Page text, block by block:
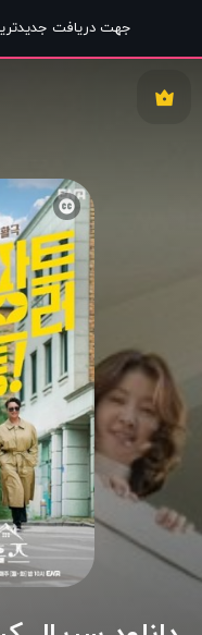
جهت دریافت